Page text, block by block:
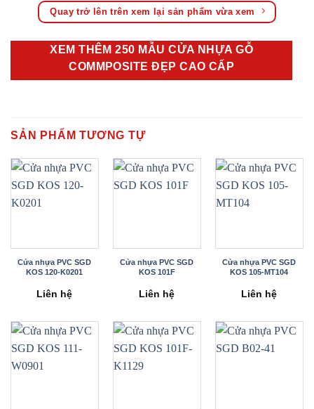
Quay trở lên trên xem lại sản phẩm vừa xem
XEM THÊM 250 MẪU CỬA NHỰA GỖ
COMMPOSITE ĐẸP CAO CẤP
SẢN PHẨM TƯƠNG TỰ
Cửa nhựa PVC SGD
KOS 120-K0201
Liên hệ
Cửa nhựa PVC SGD
KOS 101F
Liên hệ
Cửa nhựa PVC SGD
KOS 105-MT104
Liên hệ